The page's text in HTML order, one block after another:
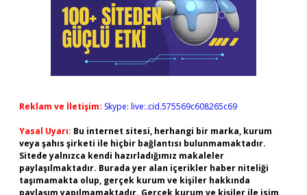
Reklam ve İletişim: Skype: live:.cid.575569c608265c69
Yasal Uyarı: Bu internet sitesi, herhangi bir marka, kurum
veya şahıs şirketi ile hiçbir bağlantısı bulunmamaktadır.
Sitede yalnızca kendi hazırladığımız makaleler
paylaşılmaktadır. Burada yer alan içerikler haber niteliği
taşımamakta olup, gerçek kurum ve kişiler hakkında
paylaşım yapılmamaktadır. Gerçek kurum ve kişiler ile isim